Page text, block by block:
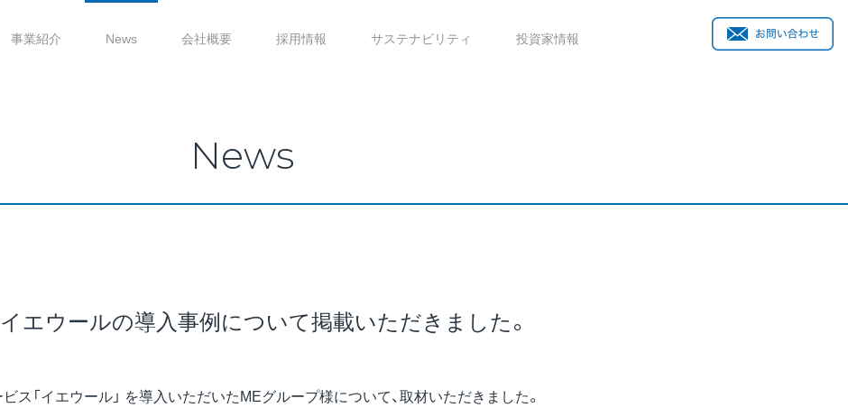
事業紹介 News 会社概要 採用情報 サステナビリティ 投資家情報
News
イエウールの導入事例について掲載いただきました。
ス「イエウール」 を導入いただいたMEグループ様について、取材いただきました。